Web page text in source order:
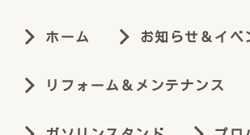
ホーム お知らせ＆イベ
リフォーム＆メンテナンス